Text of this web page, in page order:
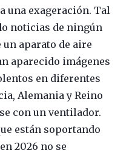
una exageración. Tal
noticias de ningún
aparato de aire
aparecido imágenes
en diferentes
Alemania y Reino
con un ventilador.
están soportando
2026 no se